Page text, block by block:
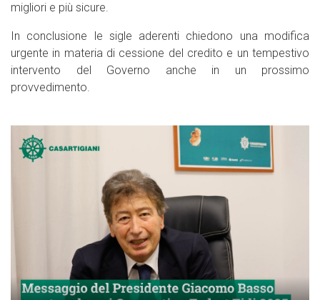
migliori e più sicure.
In conclusione le sigle aderenti chiedono una modifica
urgente in materia di cessione del credito e un tempestivo
intervento del Governo anche in un prossimo
provvedimento.